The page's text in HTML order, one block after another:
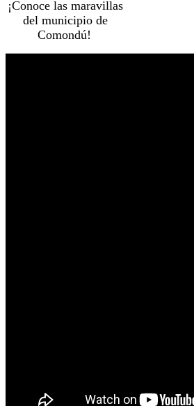
¡Conoce las maravillas
del municipio de
Comondú!